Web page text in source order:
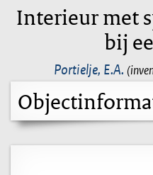
Interieur met
bij
Portielje, E.A.